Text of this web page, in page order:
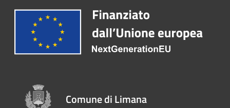
Comune di Limana